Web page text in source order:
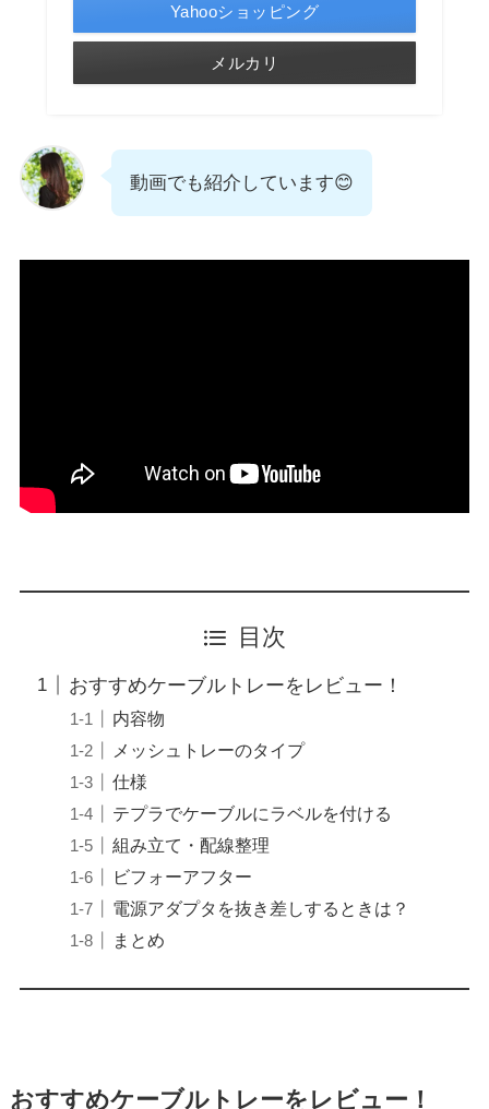
Yahooショッピング
メルカリ
動画でも紹介しています😊
目次
おすすめケーブルトレーをレビュー！
内容物
メッシュトレーのタイプ
仕様
テプラでケーブルにラベルを付ける
組み立て・配線整理
ビフォーアフター
電源アダプタを抜き差しするときは？
まとめ
おすすめケーブルトレーをレビュー！